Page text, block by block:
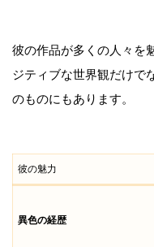
彼の作品が多くの人々を
ジティブな世界観だけで
のものにもあります。
彼の魅力
異色の経歴